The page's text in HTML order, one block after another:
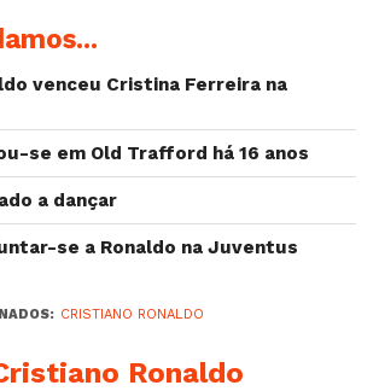
venceu Cristina Ferreira na
se em Old Trafford há 16 anos
a dançar
se a Ronaldo na Juventus
CRISTIANO RONALDO
Ronaldo